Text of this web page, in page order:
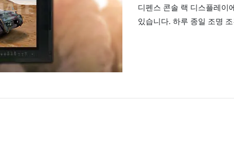
디펜스 콘솔 랙 디스플레이
있습니다. 하루 종일 조명